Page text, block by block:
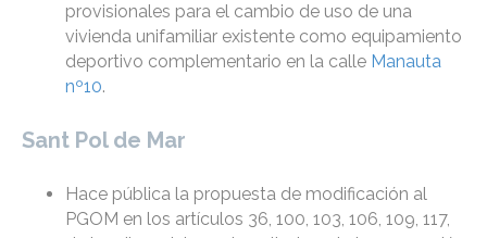
provisionales para el cambio de uso de una
vivienda unifamiliar existente como equipamiento
deportivo complementario en la calle Manauta
nº10.
Sant Pol de Mar
Hace pública la propuesta de modificación al
PGOM en los artículos 36, 100, 103, 106, 109, 117,